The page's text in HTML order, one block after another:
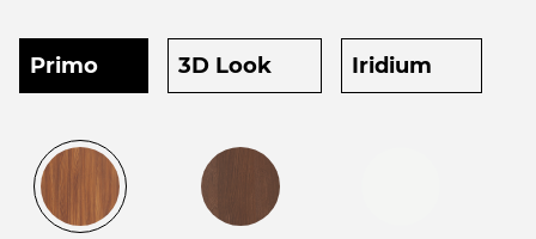
Primo 3D Look Iridium